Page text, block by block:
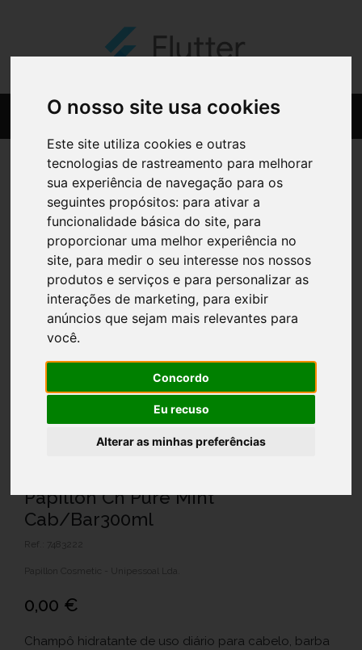
O nosso site usa cookies
Este site utiliza cookies e outras
tecnologias de rastreamento para melhorar
sua experiência de navegação para os
seguintes propósitos: para ativar a
funcionalidade básica do site, para
proporcionar uma melhor experiência no
site, para medir o seu interesse nos nossos
produtos e serviços e para personalizar as
interações de marketing, para exibir
anúncios que sejam mais relevantes para
você.
Concordo
Eu recuso
Alterar as minhas preferências
Papillon Ch Pure Mint
Cab/Bar300ml
Ref.: 7483222
Papillon Cosmetic - Unipessoal Lda.
0,00 €
Champô hidratante de uso diário para cabelo, barba